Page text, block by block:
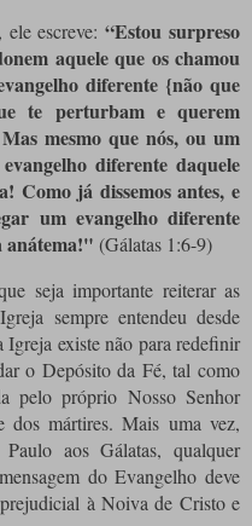
ele escreve:“Estou surpreso
aquele que os chamou
diferente {não que
te perturbam e querem
Mas mesmo que nós, ou um
diferente daquele
Como já dissemos antes, e
um evangelho diferente
anátema!" (Gálatas 1:6-9)
seja importante reiterar as
sempre entendeu desde
existe não para redefinir
o Depósito da Fé, tal como
pelo próprio Nosso Senhor
dos mártires. Mais uma vez,
aos Gálatas, qualquer
do Evangelho deve
à Noiva de Cristo e